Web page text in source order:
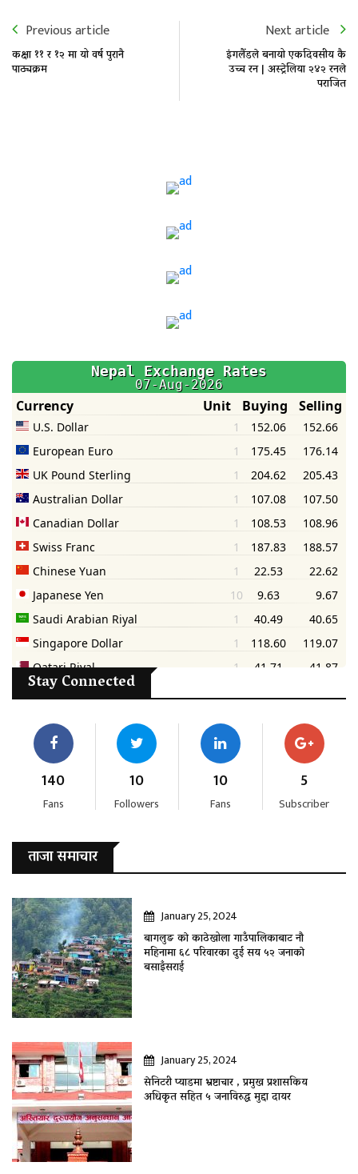
Previous article
कक्षा ११ र १२ मा यो वर्ष पुरानै
पाठ्यक्रम
Next article
इंगलैंडले बनायो एकदिवसीय कै
उच्च रन | अस्ट्रेलिया २४२ रनले
पराजित
Stay Connected
140
Fans
10
Followers
10
Fans
5
Subscriber
ताजा समाचार
January 25, 2024
बागलुङ काे काठेखोला गाउँपालिकाबाट नौ
महिनामा ६८ परिवारका दुई सय ५२ जनाकाे
बसाइँसराई
January 25, 2024
सेनिटरी प्याडमा भ्रष्टाचार , प्रमुख प्रशासकिय
अधिकृत सहित ५ जनाविरुद्ध मुद्दा दायर